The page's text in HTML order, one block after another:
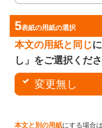
表紙の用紙の選択
本文の用紙と同じ
し」をご選択くださ
変更無し
本文と別の用紙にする場合